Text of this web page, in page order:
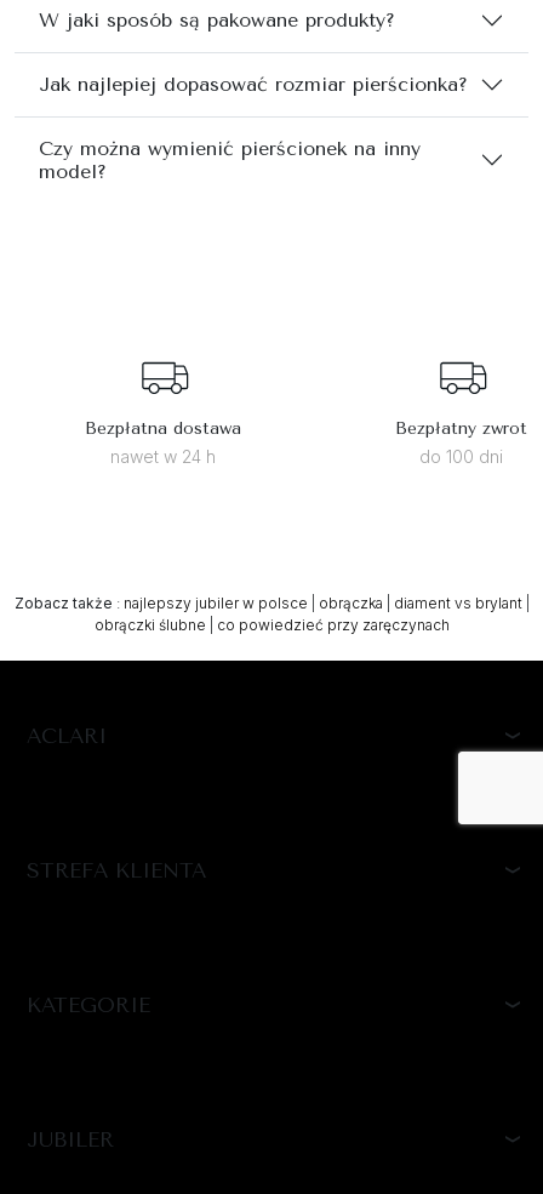
W jaki sposób są pakowane produkty?
Jak najlepiej dopasować rozmiar pierścionka?
Czy można wymienić pierścionek na inny
model?
Bezpłatna dostawa
nawet w 24 h
Bezpłatny zwrot
do 100 dni
Zobacz także : najlepszy jubiler w polsce obrączka diament vs brylant|
obrączki ślubne
co powiedzieć przy zaręczynach
ACLARI
STREFA KLIENTA
KATEGORIE
JUBILER